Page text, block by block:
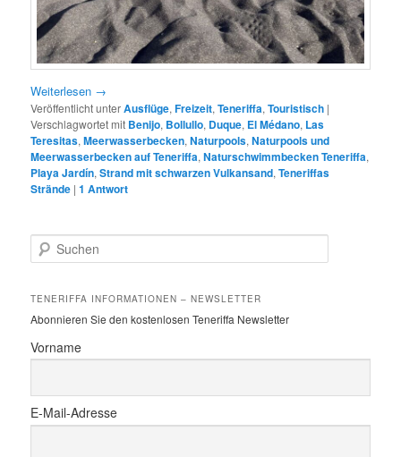
Weiterlesen →
Veröffentlicht unterAusflüge,Freizeit,Teneriffa,Touristisch |
Verschlagwortet mit Benijo, Bollullo, Duque, El Médano, Las
Teresitas,Meerwasserbecken,Naturpools,Naturpools und
Meerwasserbecken auf Teneriffa,Naturschwimmbecken Teneriffa,
Playa Jardín,Strand mit schwarzen Vulkansand,Teneriffas
Strände |1 Antwort
u
h
n
TENERIFFA INFORMATIONEN – NEWSLETTER
Abonnieren Sie den kostenlosen Teneriffa Newsletter
Vorname
E-Mail-Adresse